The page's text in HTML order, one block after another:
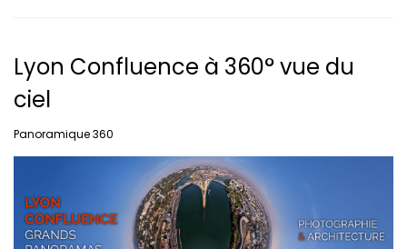
Lyon Confluence à 360° vue du
ciel
Panoramique 360